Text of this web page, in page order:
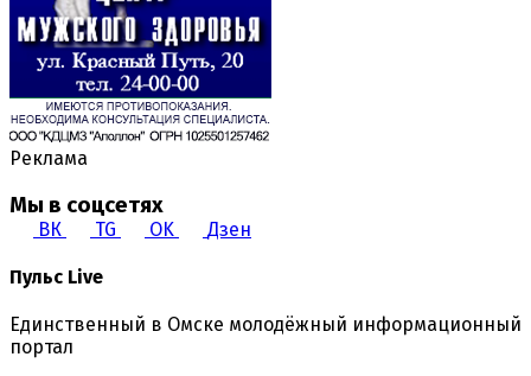
Реклама
Мы в соцсетях
ВК TG OK Дзен
Пульс Live
Единственный в Омске молодёжный информационный
портал